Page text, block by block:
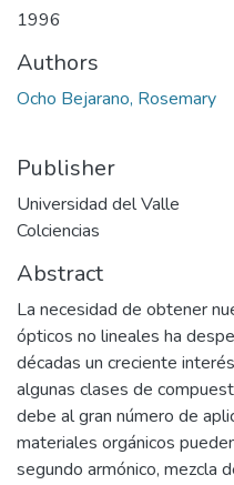
1996
Authors
Ocho Bejarano, Rosemary
Publisher
Universidad del Valle
Colciencias
Abstract
La necesidad de obtener
ópticos no lineales ha
décadas un creciente
algunas clases de
debe al gran número de
materiales orgánicos
segundo armónico, mezcla